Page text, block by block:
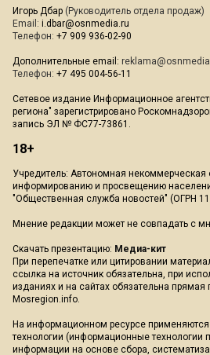
Игорь Дбар (Руководитель отдела продаж)
Email: i.dbar@osnmedia.ru
Телефон: +7 909 936-02-90
Дополнительные email:
Телефон: +7 495 004-56-11
Сетевое издание Информационное
региона" зарегистрировано
запись ЭЛ № ФС77-73861.
18+
Учредитель: Автономная некоммерческая
информированию и просвещению
"Общественная служба новостей" (ОГРН
Мнение редакции может не совпадать с
Скачать презентацию: Медиа-кит
При перепечатке или цитировании
ссылка на источник обязательна, при
изданиях и на сайтах обязательна прямая
Mosregion.info.
На информационном ресурсе
технологии (информационные технологии
информации на основе сбора,